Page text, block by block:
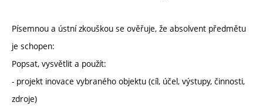
Písemnou a ústní zkouškou se ověřuje, že absolvent předmětu
je schopen:
Popsat, vysvětlit a použít:
- projekt inovace vybraného objektu (cíl, účel, výstupy, činnosti,
zdroje)